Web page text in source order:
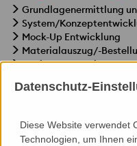
Grundlagenermittlung
System/
Mock-Up Entwicklung
Materialauszug/-
Fertigungsunterlagen
Bestandsplanung
Datenschutz-
Diese Website verwendet
Technologien, um Ihnen